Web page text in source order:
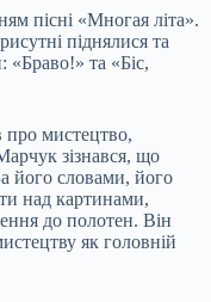
пісні «Многая літа».
піднялися та
«Браво!» та «Біс,
про мистецтво,
зізнався, що
його словами, його
над картинами,
до полотен. Він
як головній